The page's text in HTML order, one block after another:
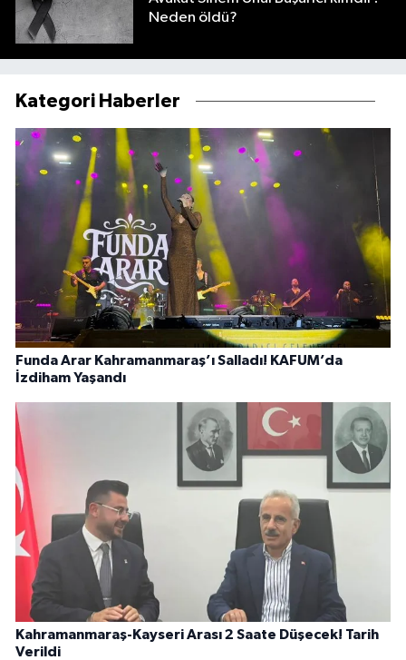
Neden öldü?
Kategori Haberler
Funda Arar Kahramanmaraş’ı Salladı! KAFUM’da
İzdiham Yaşandı
Kahramanmaraş-Kayseri Arası 2 Saate Düşecek! Tarih
Verildi